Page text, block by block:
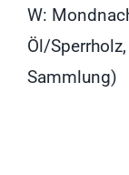
Malerlexikon
RUGIA Shop NEU
W:
Öl/
Sammlung)